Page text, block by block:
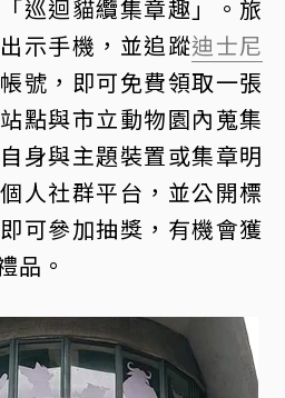
巡迴貓纜集章趣」。旅
示手機，並追蹤迪士尼
號，即可免費領取一張
點與市立動物園內蒐集
身與主題裝置或集章明
人社群平台，並公開標
可參加抽獎，有機會獲
品。